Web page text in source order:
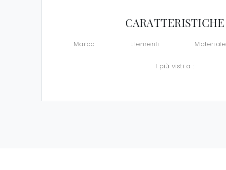
CARATTERISTICHE
Marca Elementi Materiale
I più visti a :